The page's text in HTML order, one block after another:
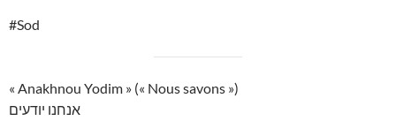
#Sod
« Anakhnou Yodim » (« Nous savons »)
אנחנו יודעים